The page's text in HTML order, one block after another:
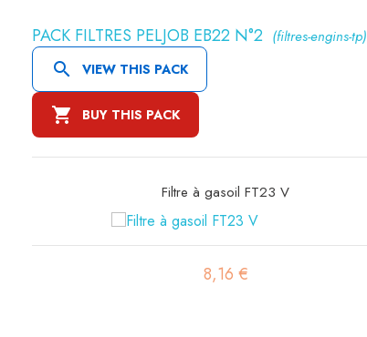
PACK FILTRES PELJOB EB22 N°2 (filtres-engins-tp)
 VIEW THIS PACK
 BUY THIS PACK
Filtre à air primaire SA10695
15,70 €